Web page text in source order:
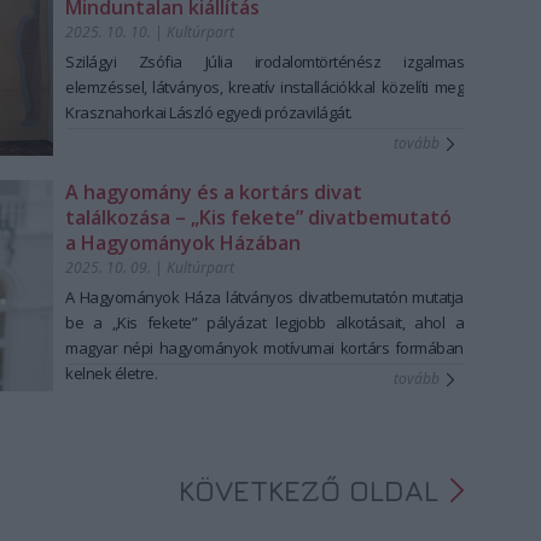
Minduntalan kiállítás
2025. 10. 10. | Kultúrpart
Szilágyi Zsófia Júlia irodalomtörténész izgalmas
elemzéssel, látványos, kreatív installációkkal közelíti meg
Krasznahorkai László egyedi prózavilágát.
tovább
A hagyomány és a kortárs divat
találkozása – „Kis fekete” divatbemutató
a Hagyományok Házában
2025. 10. 09. | Kultúrpart
A Hagyományok Háza látványos divatbemutatón mutatja
be a „Kis fekete” pályázat legjobb alkotásait, ahol a
magyar népi hagyományok motívumai kortárs formában
kelnek életre.
tovább
KÖVETKEZŐ OLDAL